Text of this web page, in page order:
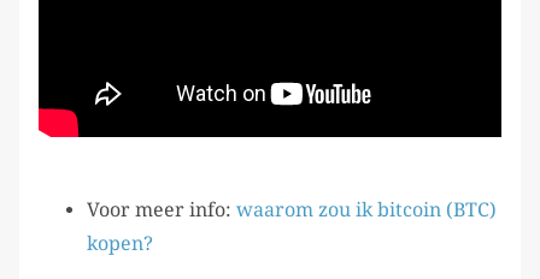
Voor meer info: waarom zou ik bitcoin (BTC)
kopen?